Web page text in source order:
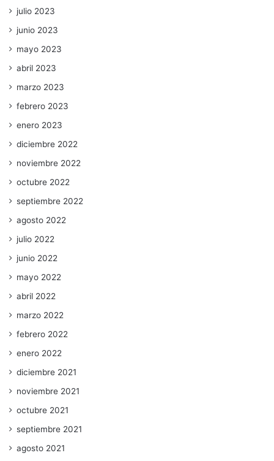
julio 2023
junio 2023
mayo 2023
abril 2023
marzo 2023
febrero 2023
enero 2023
diciembre 2022
noviembre 2022
octubre 2022
septiembre 2022
agosto 2022
julio 2022
junio 2022
mayo 2022
abril 2022
marzo 2022
febrero 2022
enero 2022
diciembre 2021
noviembre 2021
octubre 2021
septiembre 2021
agosto 2021